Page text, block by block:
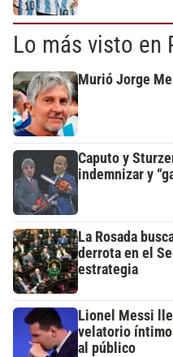
Lo más visto en
Murió Jorge
Caputo y
indemnizar y
La Rosada
derrota en el
estrategia
Lionel Messi
velatorio
al público